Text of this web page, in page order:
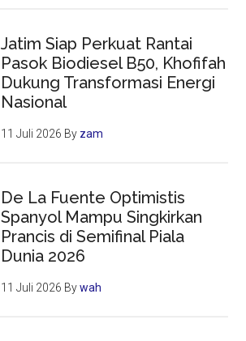
Jatim Siap Perkuat Rantai
Pasok Biodiesel B50, Khofifah
Dukung Transformasi Energi
Nasional
11 Juli 2026 By zam
De La Fuente Optimistis
Spanyol Mampu Singkirkan
Prancis di Semifinal Piala
Dunia 2026
11 Juli 2026 Bywah